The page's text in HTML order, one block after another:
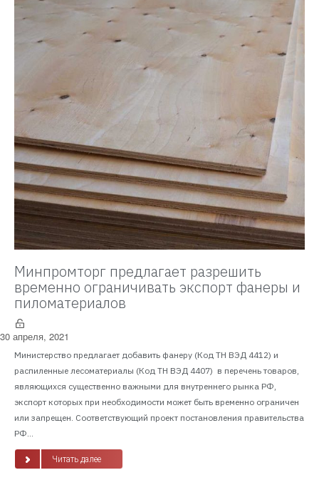
Минпромторг предлагает разрешить
временно ограничивать экспорт фанеры и
пиломатериалов
30 апреля, 2021
Министерство предлагает добавить фанеру (Код ТН ВЭД 4412) и
распиленные лесоматериалы (Код ТН ВЭД 4407) в перечень товаров,
являющихся существенно важными для внутреннего рынка РФ,
экспорт которых при необходимости может быть временно ограничен
или запрещен. Соответствующий проект постановления правительства
РФ...
Читать далее